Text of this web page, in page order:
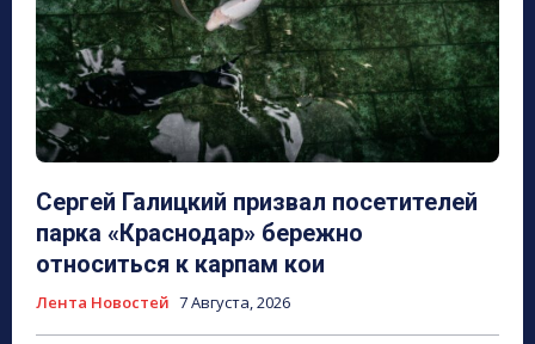
Сергей Галицкий призвал посетителей
парка «Краснодар» бережно
относиться к карпам кои
Лента Новостей 7 Августа, 2026